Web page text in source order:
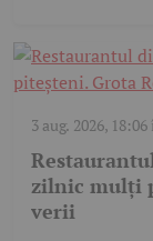
3 aug. 2026, 18:06
zilnic mulți
verii